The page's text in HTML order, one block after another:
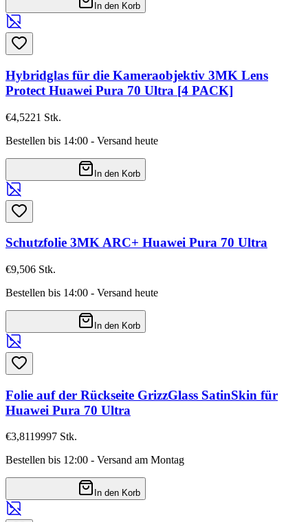
In den Korb
Hybridglas für die Kameraobjektiv 3MK Lens
Protect Huawei Pura 70 Ultra [4 PACK]
€4,5221 Stk.
Bestellen bis 14:00 - Versand heute
In den Korb
Schutzfolie 3MK ARC+ Huawei Pura 70 Ultra
€9,506 Stk.
Bestellen bis 14:00 - Versand heute
In den Korb
Folie auf der Rückseite GrizzGlass SatinSkin für
Huawei Pura 70 Ultra
€3,8119997 Stk.
Bestellen bis 12:00 - Versand am Montag
In den Korb